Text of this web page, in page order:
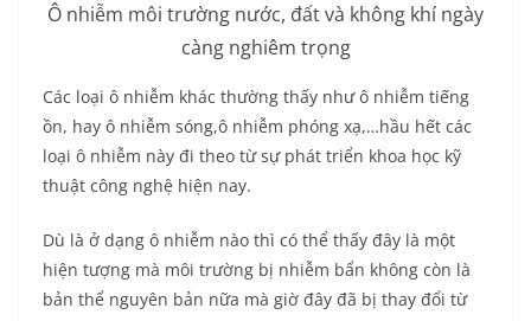
Ô nhiễm môi trường nước, đất và không khí ngày
càng nghiêm trọng
Các loại ô nhiễm khác thường thấy như ô nhiễm tiếng
ồn, hay ô nhiễm sóng,ô nhiễm phóng xạ,…hầu hết các
loại ô nhiễm này đi theo từ sự phát triển khoa học kỹ
thuật công nghệ hiện nay.
Dù là ở dạng ô nhiễm nào thì có thể thấy đây là một
hiện tượng mà môi trường bị nhiễm bẩn không còn là
bản thể nguyên bản nữa mà giờ đây đã bị thay đổi từ